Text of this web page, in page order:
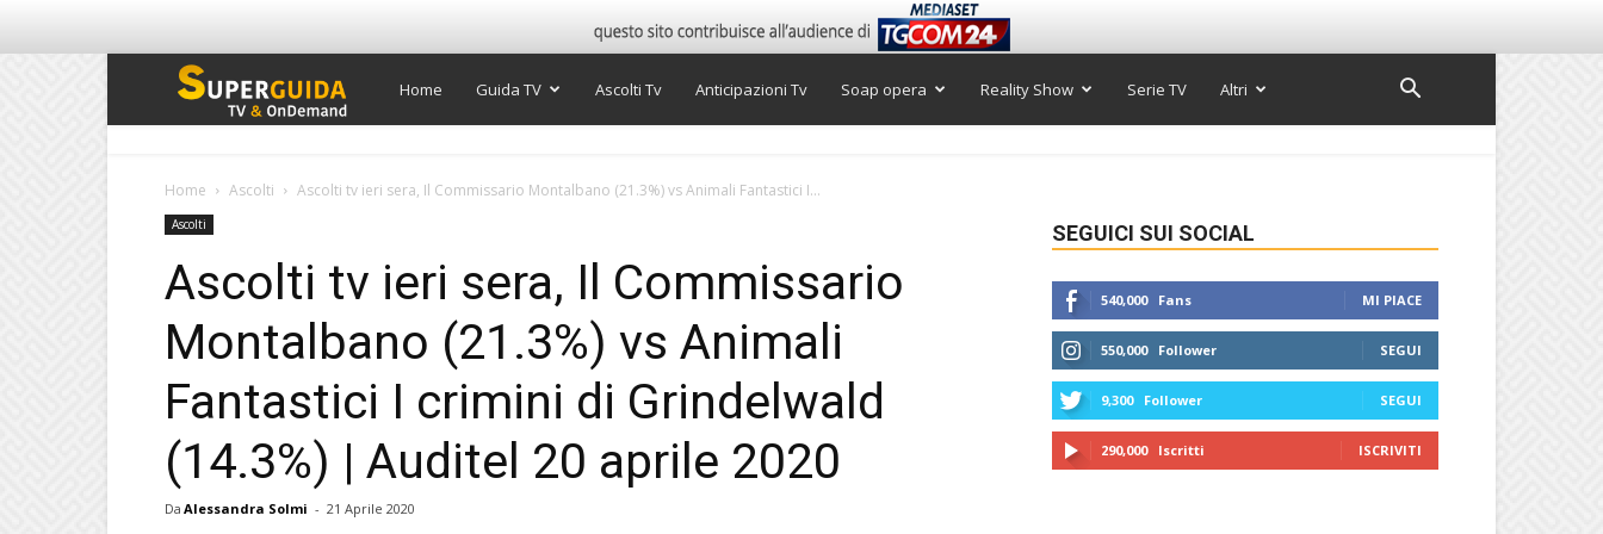
Super
Home Guida TV Ascolti Tv Anticipazioni Tv Soap opera Reality Show Serie TV Altri
Home Ascolti Ascolti tv ieri sera, Il Commissario Montalbano (21.3%) vs Animali Fantastici I...
Ascolti
Ascolti tv ieri sera, Il Commissario
Montalbano (21.3%) vs Animali
Fantastici I crimini di Grindelwald
(14.3%) | Auditel 20 aprile 2020
Da Alessandra Solmi - 21 Aprile 2020
SEGUICI SUI SOCIAL
540,000 Fans MI PIACE
550,000 Follower SEGUI
9,300 Follower SEGUI
290,000 Iscritti ISCRIVITI